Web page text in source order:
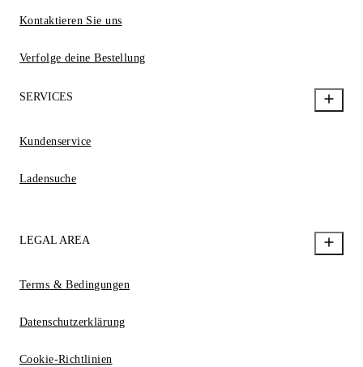
Kontaktieren Sie uns
Verfolge deine Bestellung
SERVICES
Kundenservice
Ladensuche
LEGAL AREA
Terms & Bedingungen
Datenschutzerklärung
Cookie-Richtlinien